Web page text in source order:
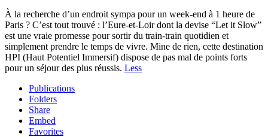
À la recherche d’un endroit sympa pour un week-end à 1 heure de
Paris ? C’est tout trouvé : l’Eure-et-Loir dont la devise “Let it Slow”
est une vraie promesse pour sortir du train-train quotidien et
simplement prendre le temps de vivre. Mine de rien, cette destination
HPI (Haut Potentiel Immersif) dispose de pas mal de points forts
pour un séjour des plus réussis. Less
Publications
Folders
Share
Embed
Favorites